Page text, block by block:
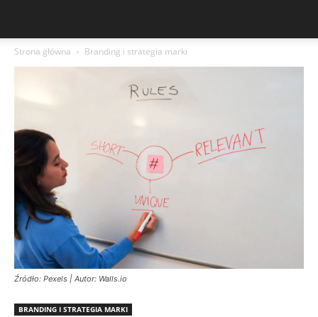
Strona główna Branding i strategia marki
Źródło: Pexels | Autor: Walls.io
BRANDING I STRATEGIA MARKI